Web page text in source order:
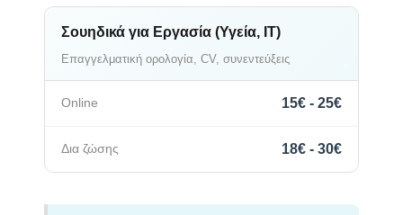
Σουηδικά για Εργασία (Υγεία, IT)
Επαγγελματική ορολογία, CV, συνεντεύξεις
15€ - 25€
18€ - 30€